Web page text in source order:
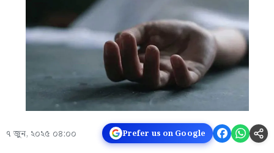
৭ জুন, ২০২৫ ০৪:০০ Prefer us on Google